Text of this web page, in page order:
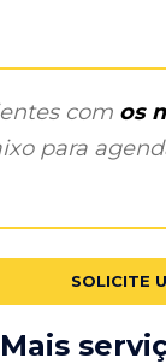
com os
para
SOLICITE
Mais